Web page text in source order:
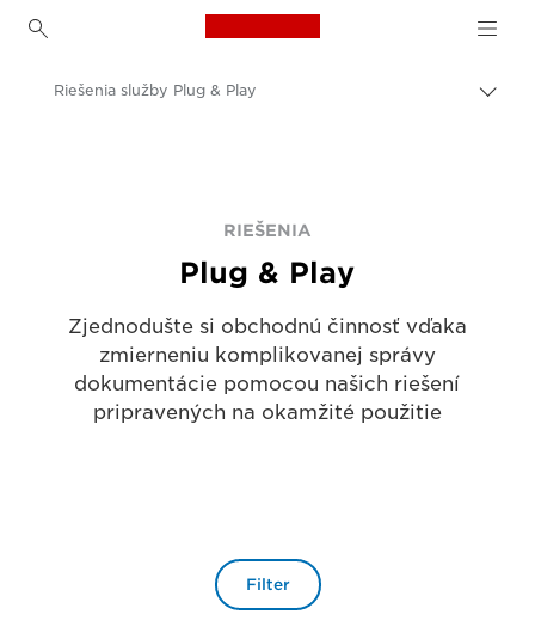
Canon Logo, back to
Riešenia služby Plug & Play
RIEŠENIA
Plug & Play
Zjednodušte si obchodnú činnosť vďaka
zmierneniu komplikovanej správy
dokumentácie pomocou našich riešení
pripravených na okamžité použitie
Filter